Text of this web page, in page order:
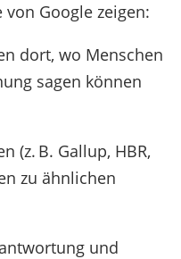
Google zeigen:
dort, wo Menschen
sagen können
(z. B. Gallup, HBR,
zu ähnlichen
und